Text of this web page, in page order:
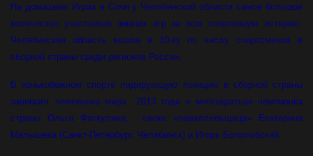
На домашних Играх в Сочи у Челябинской области самое большое
количество участников зимних игр за всю спортивную историю.
Челябинская область вошла в 10-ку по числу спортсменов в
сборной страны среди регионов России.
В конькобежном спорте лидирующую позицию в сборной страны
занимает чемпионка мира 2013 года и многократная чемпионка
страны Ольга Фаткулина, также «параллельщица» Екатерина
Малышева (Санкт-Петербург, Челябинск) и Игорь Боголюбский.